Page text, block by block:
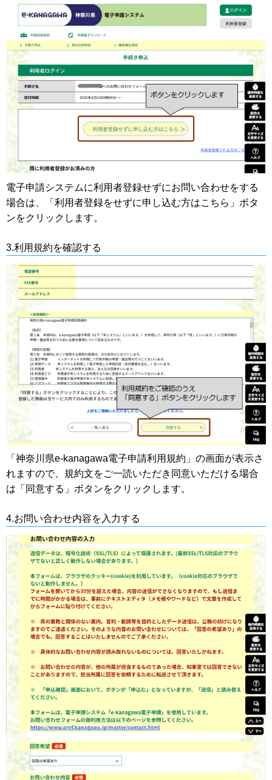
電子申請システムに利用者登録せずにお問い合わせをする
場合は、「利用者登録をせずに申し込む方はこちら」ボタ
ンをクリックします。
3.利用規約を確認する
「神奈川県e-kanagawa電子申請利用規約」の画面が表示さ
れますので、規約文をご一読いただき同意いただける場合
は「同意する」ボタンをクリックします。
4.お問い合わせ内容を入力する